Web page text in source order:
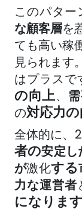
このパター
な顧客層を
ても高い稼
見られます
はプラスで
の向上、
の対応力
全体的に、
者の安定し
が激化する
力な運営者
になります